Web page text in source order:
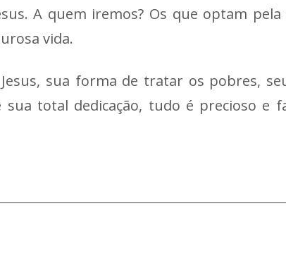
A quem iremos? Os que optam
vida.
sua forma de tratar os pobres,
total dedicação, tudo é precioso e